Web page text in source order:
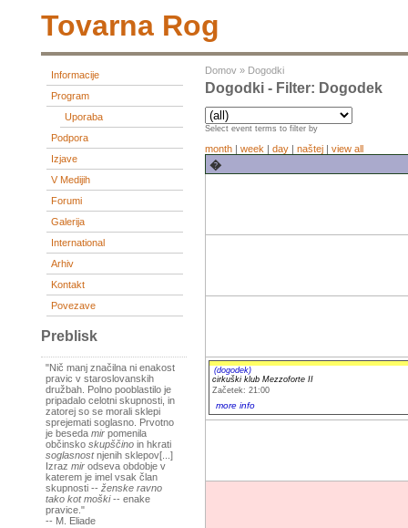
Tovarna Rog
Informacije
Program
Uporaba
Podpora
Izjave
V Medijih
Forumi
Galerija
International
Arhiv
Kontakt
Povezave
Preblisk
"Nič manj značilna ni enakost
pravic v staroslovanskih
družbah. Polno pooblastilo je
pripadalo celotni skupnosti, in
zatorej so se morali sklepi
sprejemati soglasno. Prvotno
je beseda mir pomenila
občinsko skupščino in hkrati
soglasnostnjenih sklepov[...]
Izraz mir odseva obdobje v
katerem je imel vsak član
skupnosti -- ženske ravno
tako kot moški-- enake
pravice."
-- M. Eliade
Domov » Dogodki
Dogodki - Filter: Dogodek
Select event terms to filter by
month | week | day | naštej | view all
�
(dogodek)
cirkuški klub Mezzoforte II
Začetek: 21:00
more info